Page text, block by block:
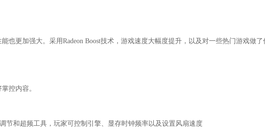
也更加强大。采用Radeon Boost技术，游戏速度大幅度提升，以及对一些热门游戏做了
控内容。
节和超频工具，玩家可控制引擎、显存时钟频率以及设置风扇速度